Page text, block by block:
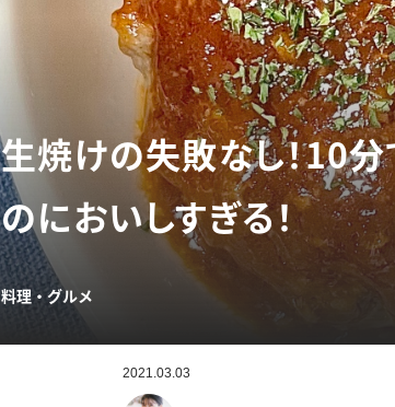
生焼けの失敗なし！10
のにおいしすぎる！
料理・グルメ
2021.03.03